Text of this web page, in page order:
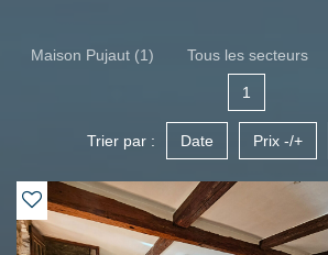
Maison Pujaut (1) Tous les secteurs
1
Trier par : Date Prix -/+